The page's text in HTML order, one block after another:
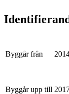
Byggår från
Byggår upp till